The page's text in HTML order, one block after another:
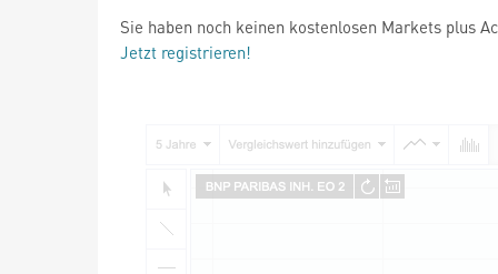
Sie haben noch keinen kostenlosen Markets plus
Jetzt registrieren!